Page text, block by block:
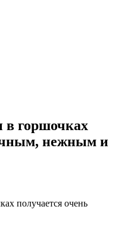
в горшочках
нежным и